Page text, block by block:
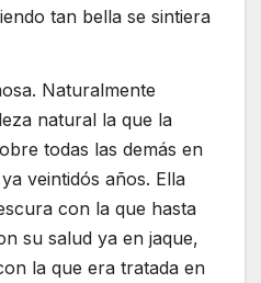
tan bella se sintiera
Naturalmente
natural la que la
todas las demás en
veintidós años. Ella
con la que hasta
su salud ya en jaque,
la que era tratada en